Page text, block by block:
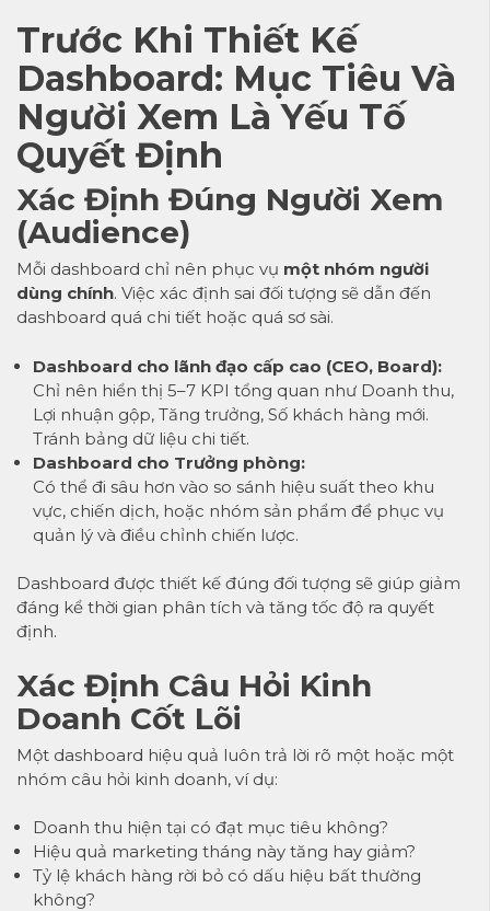
Trước Khi Thiết Kế
Dashboard: Mục Tiêu Và
Người Xem Là Yếu Tố
Quyết Định
Xác Định Đúng Người Xem
(Audience)
Mỗi dashboard chỉ nên phục vụ một nhóm người
dùng chính. Việc xác định sai đối tượng sẽ dẫn đến
dashboard quá chi tiết hoặc quá sơ sài.
Dashboard cho lãnh đạo cấp cao (CEO, Board):
Chỉ nên hiển thị 5–7 KPI tổng quan như Doanh thu,
Lợi nhuận gộp, Tăng trưởng, Số khách hàng mới.
Tránh bảng dữ liệu chi tiết.
Dashboard cho Trưởng phòng:
Có thể đi sâu hơn vào so sánh hiệu suất theo khu
vực, chiến dịch, hoặc nhóm sản phẩm để phục vụ
quản lý và điều chỉnh chiến lược.
Dashboard được thiết kế đúng đối tượng sẽ giúp giảm
đáng kể thời gian phân tích và tăng tốc độ ra quyết
định.
Xác Định Câu Hỏi Kinh
Doanh Cốt Lõi
Một dashboard hiệu quả luôn trả lời rõ một hoặc một
nhóm câu hỏi kinh doanh, ví dụ:
Doanh thu hiện tại có đạt mục tiêu không?
Hiệu quả marketing tháng này tăng hay giảm?
Tỷ lệ khách hàng rời bỏ có dấu hiệu bất thường
không?